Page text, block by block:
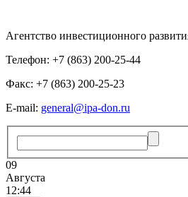
Агентство инвестиционного
Телефон: +7 (863) 200-25-44
Факс: +7 (863) 200-25-23
E-mail: general@ipa-don.ru
09
Августа
12:44